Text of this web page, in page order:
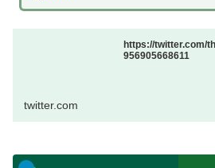
https://twitter.com/
956905668611
twitter.com